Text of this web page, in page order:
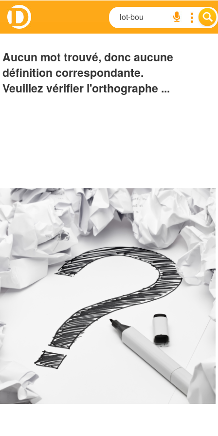
Aucun mot trouvé, donc aucune
définition correspondante.
Veuillez vérifier l'orthographe ...